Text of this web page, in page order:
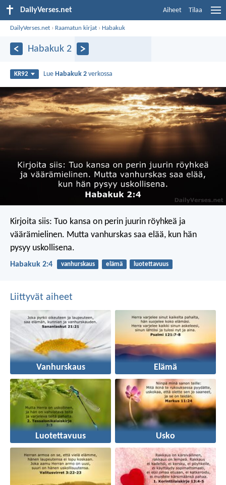
DailyVerses.net Aiheet Tilaa
DailyVerses.net › Raamatun kirjat › Habakuk
Habakuk 2
KR92 Lue Habakuk 2 verkossa
Kirjoita siis: Tuo kansa on perin juurin röyhkeä ja
väärämielinen. Mutta vanhurskas saa elää, kun hän
pysyy uskollisena.
Habakuk 2:4 vanhurskaus elämä luotettavuus
Liittyvät aiheet
Vanhurskaus Elämä
Luotettavuus Usko